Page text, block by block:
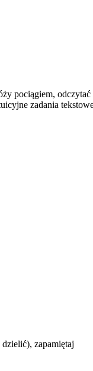
pociągiem, odczytać
zadania
zapamiętaj